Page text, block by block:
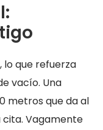
lo que refuerza
vacío. Una
metros que da al
cita. Vagamente